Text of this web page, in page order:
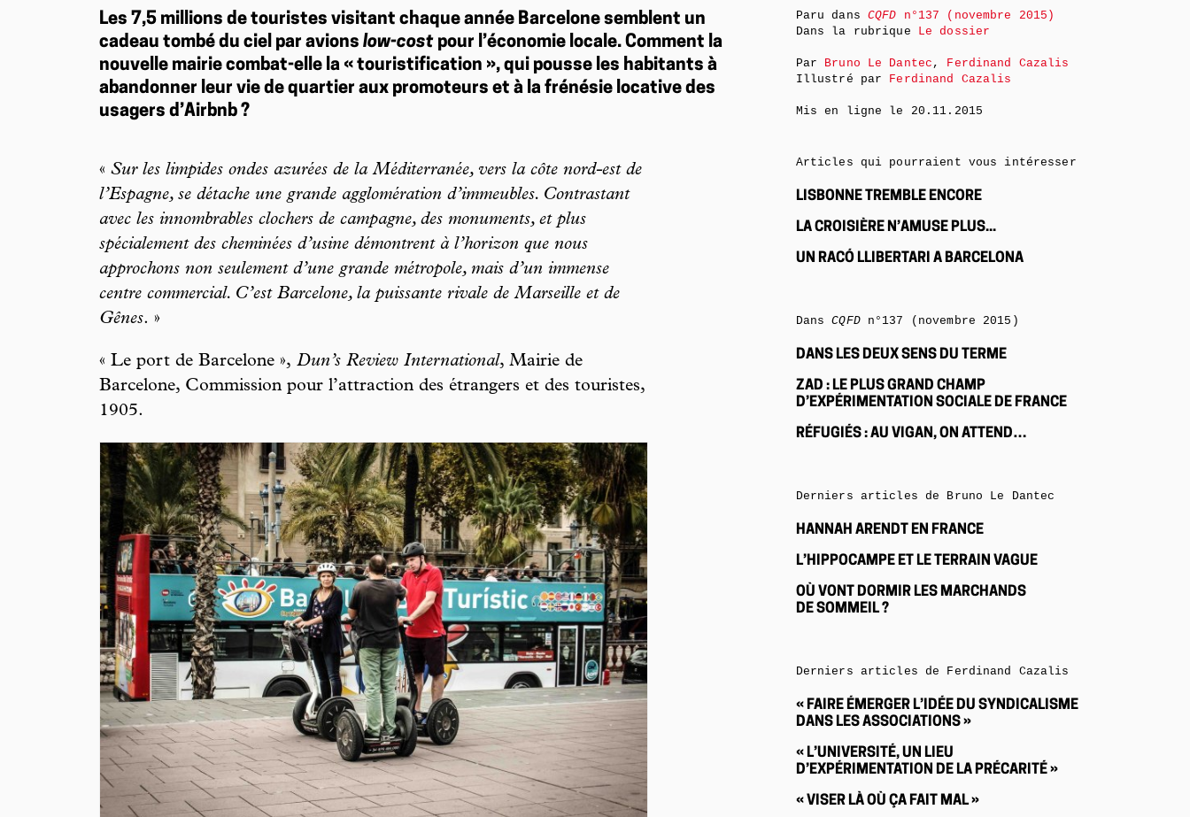
Les 7,5 millions de touristes visitant chaque année Barcelone semblent un
cadeau tombé du ciel par avions low-cost pour l’économie locale. Comment la
nouvelle mairie combat-elle la « touristification », qui pousse les habitants à
abandonner leur vie de quartier aux promoteurs et à la frénésie locative des
usagers d’Airbnb ?
« Sur les limpides ondes azurées de la Méditerranée, vers la côte nord-est de
l’Espagne, se détache une grande agglomération d’immeubles. Contrastant
avec les innombrables clochers de campagne, des monuments, et plus
spécialement des cheminées d’usine démontrent à l’horizon que nous
approchons non seulement d’une grande métropole, mais d’un immense
centre commercial. C’est Barcelone, la puissante rivale de Marseille et de
Gênes. »
« Le port de Barcelone », Dun’s Review International, Mairie de
Barcelone, Commission pour l’attraction des étrangers et des touristes,
1905.
Paru dans CQFD n°137 (novembre 2015)
Dans la rubrique Le dossier
Par Bruno Le Dantec , Ferdinand Cazalis
Illustré par Ferdinand Cazalis
Mis en ligne le 20.11.2015
Articles qui pourraient vous intéresser
LISBONNE TREMBLE ENCORE
LA CROISIÈRE N’AMUSE PLUS...
UN RACÓ LLIBERTARI A BARCELONA
DansCQFDn°137 (novembre 2015)
DANS LES DEUX SENS DU TERME
ZAD : LE PLUS GRAND CHAMP
D’EXPÉRIMENTATION SOCIALE DE FRANCE
RÉFUGIÉS : AU VIGAN, ON ATTEND…
Derniers articles de Bruno Le Dantec
HANNAH ARENDT EN FRANCE
L’HIPPOCAMPE ET LE TERRAIN VAGUE
OÙ VONT DORMIR LES MARCHANDS
DE SOMMEIL ?
Derniers articles de Ferdinand Cazalis
« FAIRE ÉMERGER L’IDÉE DU SYNDICALISME
DANS LES ASSOCIATIONS »
« L’UNIVERSITÉ, UN LIEU
D’EXPÉRIMENTATION DE LA PRÉCARITÉ »
« VISER LÀ OÙ ÇA FAIT MAL »